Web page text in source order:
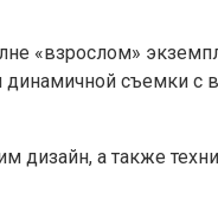
«взрослом»
съемки с
а также